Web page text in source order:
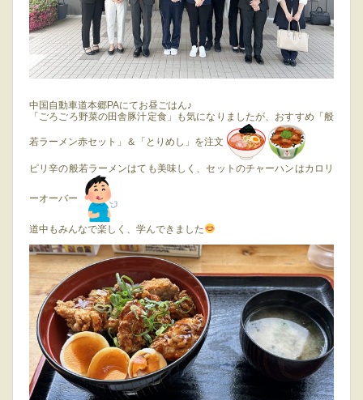
中国自動車道本郷PAにてお昼ごはん♪
「ごろごろ野菜の田舎豚汁定食」も気になりましたが、おすすめ「般
若ラーメン赤セット」＆「とりめし」を注文
ピリ辛の般若ラーメンはても美味しく、セットのチャーハンはカロリ
ーオーバー
道中もみんなで楽しく、学んできました